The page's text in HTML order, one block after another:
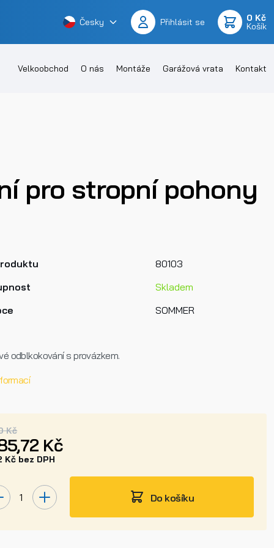
Česky Přihlásit se 0 Kč
Košík
Velkoobchod O nás Montáže Garážová vrata Kontakt
pro stropní pohony
80103
Skladem
SOMMER
odblkokování s provázkem.
Kč
Kč
Kč bez DPH
Do košíku